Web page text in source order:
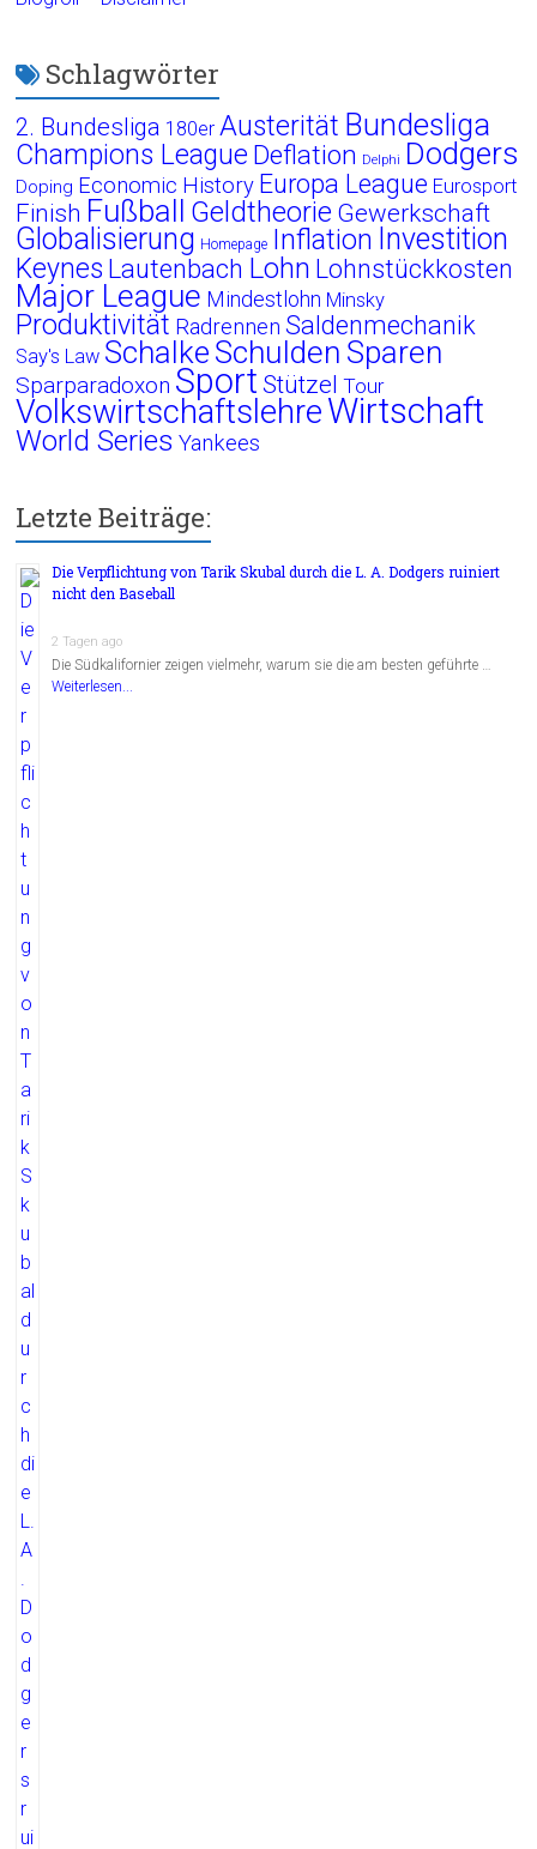
Schlagwörter
2. Bundesliga 180er Austerität Bundesliga
Champions League Deflation Delphi Dodgers
Doping Economic History Europa League Eurosport
Finish Fußball Geldtheorie Gewerkschaft
Globalisierung Homepage Inflation Investition
Keynes Lautenbach Lohn Lohnstückkosten
Major League Mindestlohn Minsky
Produktivität Radrennen Saldenmechanik
Say's Law Schalke Schulden Sparen
Sparparadoxon Sport Stützel Tour
VolkswirtschaftslehreWirtschaft
World Series Yankees
Letzte Beiträge:
Die Verpflichtung von Tarik Skubal durch die L. A. Dodgers ruiniert
nicht den Baseball
2 Tagen ago
Die Südkalifornier zeigen vielmehr, warum sie die am besten geführte …
Weiterlesen...